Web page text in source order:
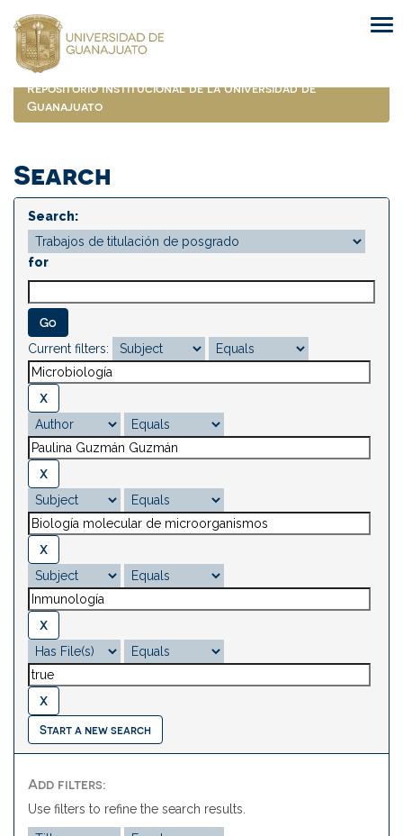
navigation
Repositorio Institucional de la Universidad de
Guanajuato
Search
Search:
for
Current filters:
Start a new search
Add filters:
Use filters to refine the search results.